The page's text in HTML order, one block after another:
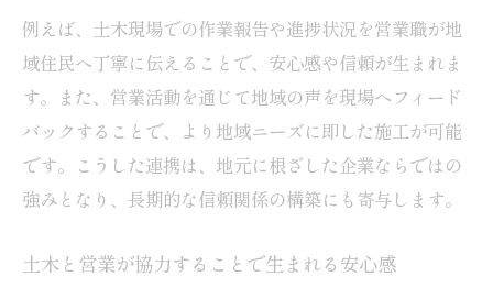
例えば、土木現場での作業報告や進捗状況を営業職が地
域住民へ丁寧に伝えることで、安心感や信頼が生まれま
す。また、営業活動を通じて地域の声を現場へフィード
バックすることで、より地域ニーズに即した施工が可能
です。こうした連携は、地元に根ざした企業ならではの
強みとなり、長期的な信頼関係の構築にも寄与します。
土木と営業が協力することで生まれる安心感